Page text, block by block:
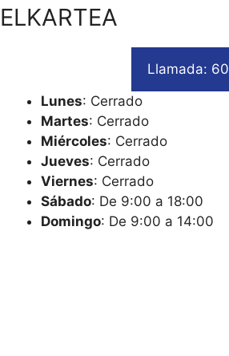
ELKARTEA
Llamada:
Lunes: Cerrado
Martes: Cerrado
Miércoles: Cerrado
Jueves: Cerrado
Viernes: Cerrado
Sábado: De 9:00 a 18:00
Domingo: De 9:00 a 14:00